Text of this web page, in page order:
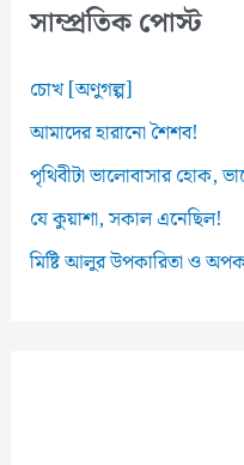
সাম্প্রতিক পোস্ট
চোখ [অণুগল্প]
আমাদের হারানো শৈশব!
পৃথিবীটা ভালোবাসার হোক,
যে কুয়াশা, সকাল এনেছিল!
মিষ্টি আলুর উপকারিতা ও